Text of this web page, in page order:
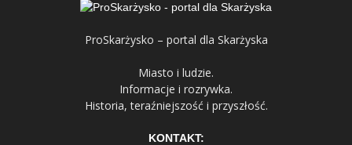
ProSkarżysko – portal dla Skarżyska
Miasto i ludzie.
Informacje i rozrywka.
Historia, teraźniejszość i przyszłość.
KONTAKT: